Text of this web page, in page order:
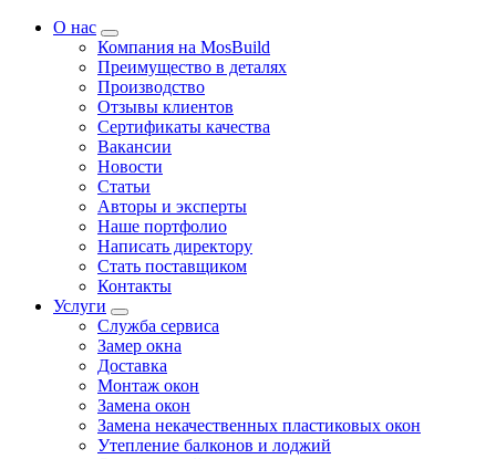
О нас
Компания на MosBuild
Преимущество в деталях
Производство
Отзывы клиентов
Сертификаты качества
Вакансии
Новости
Статьи
Авторы и эксперты
Нашe портфолио
Написать директору
Стать поставщиком
Контакты
Услуги
Служба сервиса
Замер окна
Доставка
Монтаж окон
Замена окон
Замена некачественных пластиковых окон
Утепление балконов и лоджий